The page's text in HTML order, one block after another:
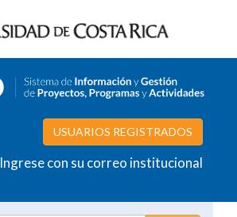
USUARIOS REGISTRADOS
Ingrese con su correo institucional